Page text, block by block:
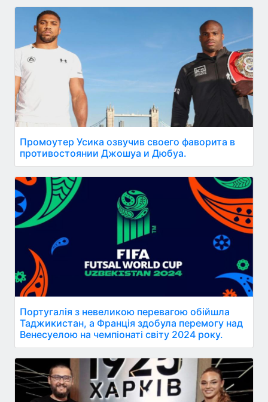
Промоутер Усика озвучив своего фаворита в
противостоянии Джошуа и Дюбуа.
Португалія з невеликою перевагою обійшла
Таджикистан, а Франція здобула перемогу над
Венесуелою на чемпіонаті світу 2024 року.